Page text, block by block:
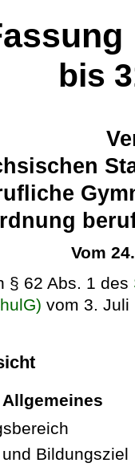
bis
Vom
§ 62 Abs. 1 des
vom 3. Juli
Bildungsziel